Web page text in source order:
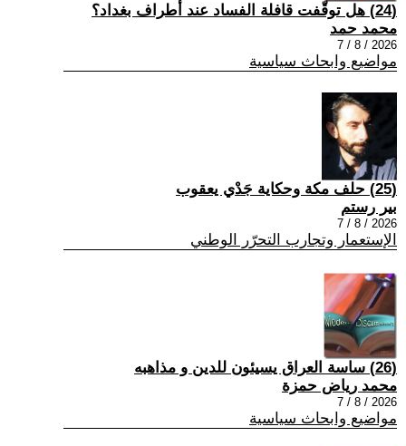
(24) هل توقّفت قافلة الفساد عند أطراف بغداد؟
محمد حمد
2026 / 8 / 7
مواضيع وابحاث سياسية
(25) حلف مكة وحكاية جَدْي يعقوب
بير رستم
2026 / 8 / 7
الإستعمار وتجارب التحرّر الوطني
(26) ساسة العراق يسيئون للدين و مذاهبه
محمد رياض حمزة
2026 / 8 / 7
مواضيع وابحاث سياسية